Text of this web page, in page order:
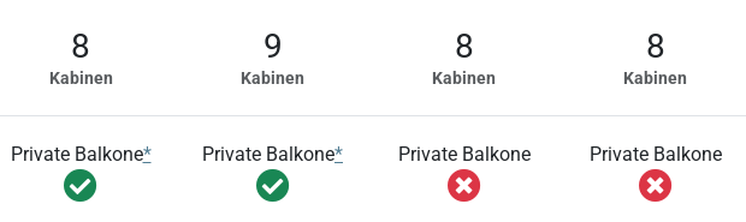
8
Kabinen
9
Kabinen
8
Kabinen
8
Kabinen
Private Balkone* Private Balkone* Private Balkone Private Balkone